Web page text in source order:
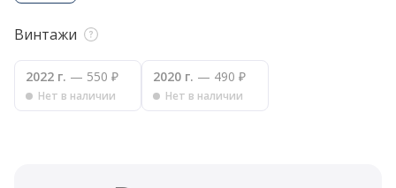
Винтажи
2022 г. — 550 ₽
Нет в наличии
2020 г. — 490 ₽
Нет в наличии